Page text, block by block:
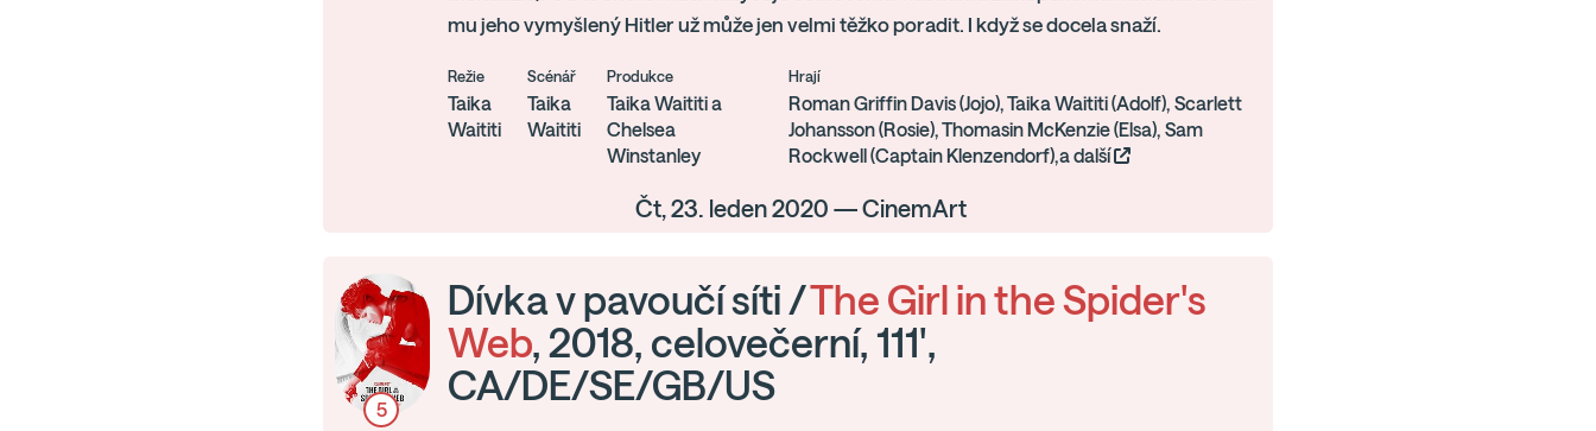
mu jeho vymyšlený Hitler už může jen velmi těžko poradit. I když se docela snaží.
Režie
Taika
Waititi
Scénář
Taika
Waititi
Produkce
Taika Waititi a
Chelsea
Winstanley
Hrají
Roman Griffin Davis (Jojo), Taika Waititi (Adolf), Scarlett
Johansson (Rosie), Thomasin McKenzie (Elsa), Sam
Rockwell (Captain Klenzendorf),a další
Čt, 23. leden 2020 — CinemArt
5
Dívka v pavoučí síti /The Girl in the Spider's
Web, 2018, celovečerní, 111',
CA/DE/SE/GB/US